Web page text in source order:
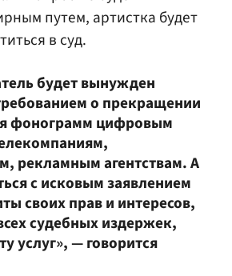
путем, артистка будет
в суд.
будет вынужден
о прекращении
фонограмм цифровым
рекламным агентствам. А
с исковым заявлением
своих прав и интересов,
судебных издержек,
услуг», — говорится